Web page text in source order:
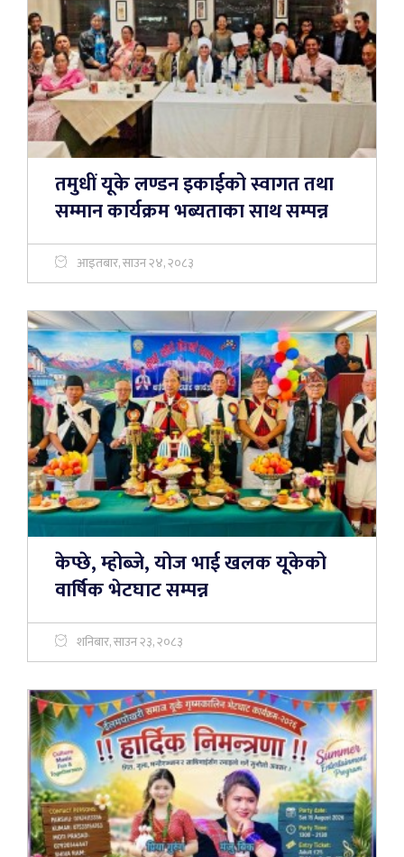
तमुधीं यूके लण्डन इकाईको स्वागत तथा
सम्मान कार्यक्रम भब्यताका साथ सम्पन्न
आइतबार, साउन २४, २०८३
केप्छे, म्होब्जे, योज भाई खलक यूकेको
वार्षिक भेटघाट सम्पन्न
शनिबार, साउन २३, २०८३